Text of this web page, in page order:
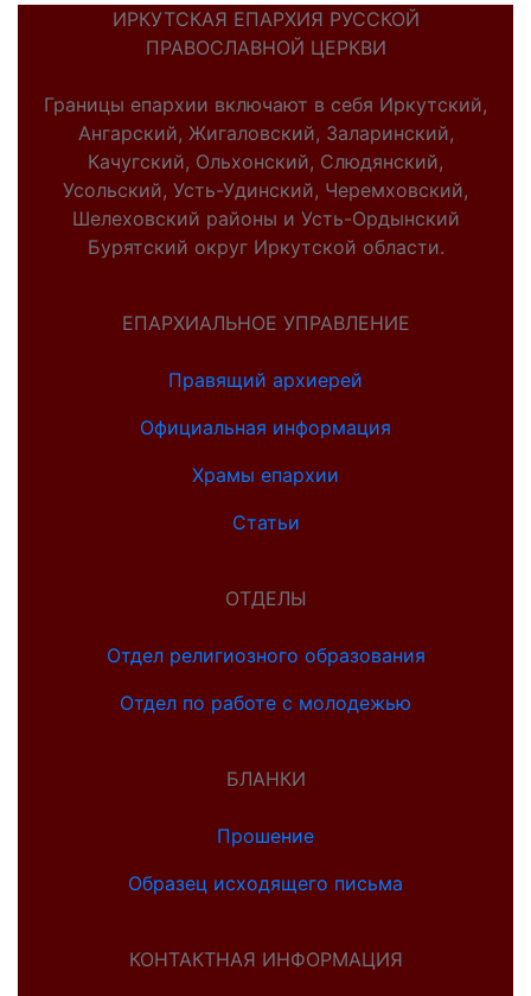
ИРКУТСКАЯ ЕПАРХИЯ РУССКОЙ
ПРАВОСЛАВНОЙ ЦЕРКВИ
Границы епархии включают в себя Иркутский,
Ангарский, Жигаловский, Заларинский,
Качугский, Ольхонский, Слюдянский,
Усольский, Усть-Удинский, Черемховский,
Шелеховский районы и Усть-Ордынский
Бурятский округ Иркутской области.
ЕПАРХИАЛЬНОЕ УПРАВЛЕНИЕ
Правящий архиерей
Официальная информация
Храмы епархии
Статьи
ОТДЕЛЫ
Отдел религиозного образования
Отдел по работе с молодежью
БЛАНКИ
Прошение
Образец исходящего письма
КОНТАКТНАЯ ИНФОРМАЦИЯ